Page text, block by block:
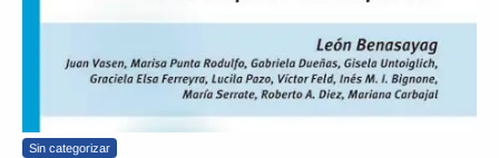
Sin categorizar